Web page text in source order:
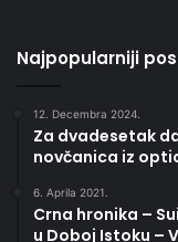
Najpopularniji
12. Decembra 2024.
Za dvadesetak
novčanica iz
6. Aprila 2021.
Crna hronika –
u Doboj Istoku –